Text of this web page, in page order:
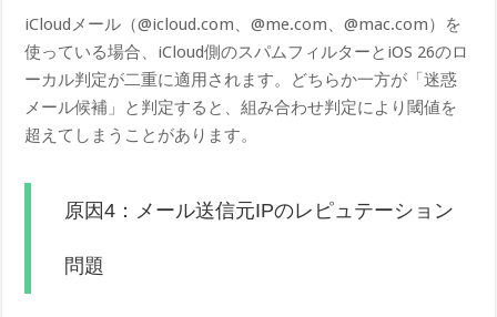
iCloudメール（@icloud.com、@me.com、@mac.com）を
使っている場合、iCloud側のスパムフィルターとiOS 26のロ
ーカル判定が二重に適用されます。どちらか一方が「迷惑
メール候補」と判定すると、組み合わせ判定により閾値を
超えてしまうことがあります。
原因4：メール送信元IPのレピュテーション
問題